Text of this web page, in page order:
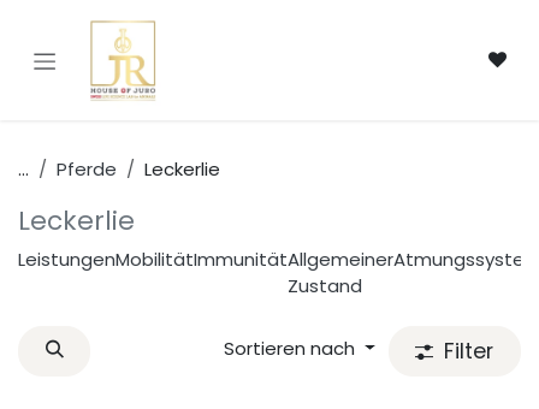
... Pferde Leckerlie
Leckerlie
LeistungenMobilitätImmunitätAllgemeiner
Zustand
Sortieren nach Filter